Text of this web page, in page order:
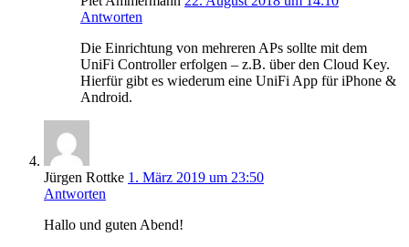
Antworten
Die Einrichtung von mehreren APs sollte mit dem
UniFi Controller erfolgen – z.B. über den Cloud Key.
Hierfür gibt es wiederum eine UniFi App für iPhone &
Android.
Jürgen Rottke 1. März 2019 um 23:50
Antworten
Hallo und guten Abend!